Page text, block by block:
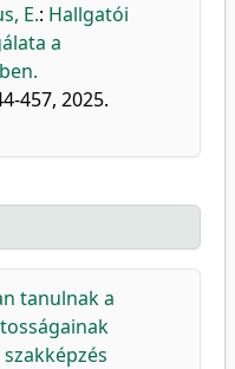
E.: Hallgatói
a
457, 2025.
tanulnak a